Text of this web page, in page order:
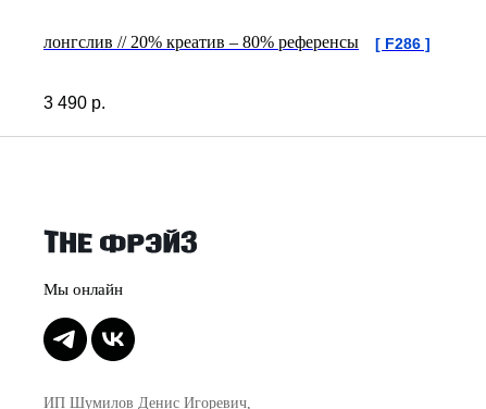
лонгслив // 20% креатив – 80% референсы [ F286 ]
3 490 р.
ИП Шумилов Денис Игоревич,